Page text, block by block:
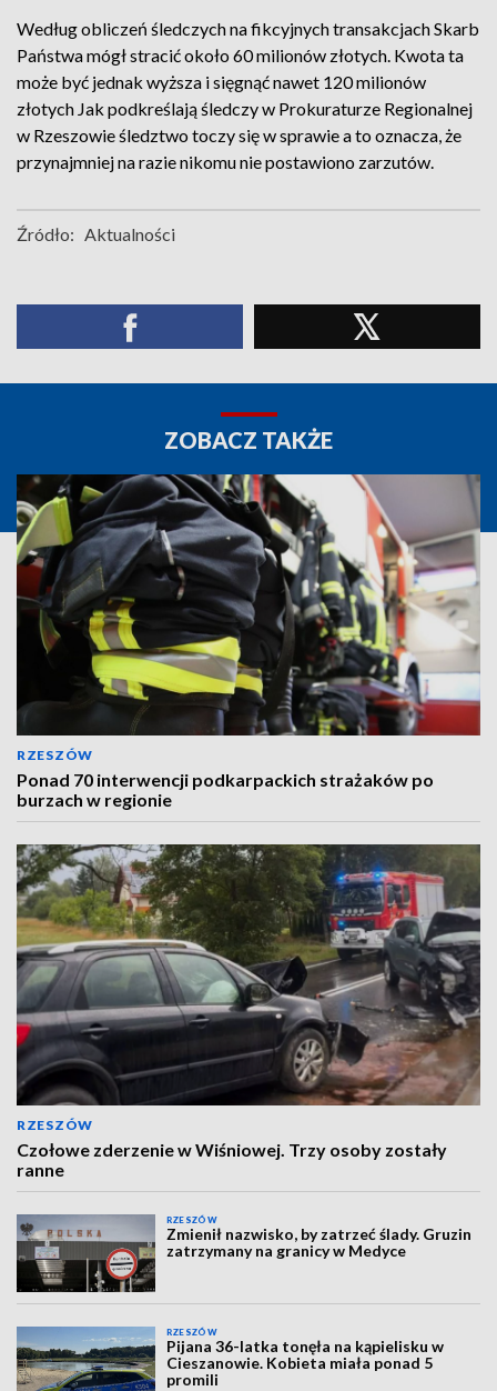
Według obliczeń śledczych na fikcyjnych transakcjach Skarb
Państwa mógł stracić około 60 milionów złotych. Kwota ta
może być jednak wyższa i sięgnąć nawet 120 milionów
złotych Jak podkreślają śledczy w Prokuraturze Regionalnej
w Rzeszowie śledztwo toczy się w sprawie a to oznacza, że
przynajmniej na razie nikomu nie postawiono zarzutów.
Źródło: Aktualności
ZOBACZ TAKŻE
RZESZÓW
Ponad 70 interwencji podkarpackich strażaków po
burzach w regionie
RZESZÓW
Czołowe zderzenie w Wiśniowej. Trzy osoby zostały
ranne
RZESZÓW
Zmienił nazwisko, by zatrzeć ślady. Gruzin
zatrzymany na granicy w Medyce
RZESZÓW
Pijana 36-latka tonęła na kąpielisku w
Cieszanowie. Kobieta miała ponad 5
promili